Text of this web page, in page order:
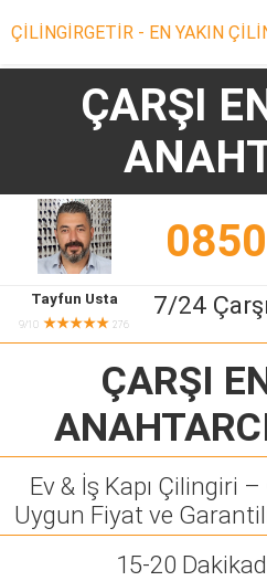
ÇİLİNGİRGETİR - EN YAKIN
Çilingir Ara
Çilingir misin? Bize Katıl!
ÇARŞI
Tayfun Usta
9/10 ★★★★★276
7/24
ÇARŞI
Ev & İş Kapı Çilingiri
Uygun Fiyat ve
15-20